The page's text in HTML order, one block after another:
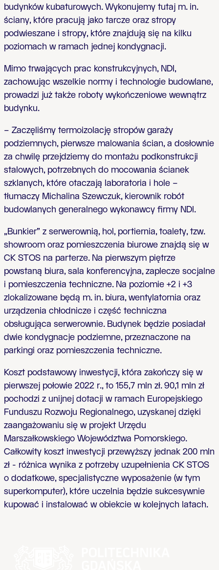
budynków kubaturowych. Wykonujemy tutaj m. in.
ściany, które pracują jako tarcze oraz stropy
podwieszane i stropy, które znajdują się na kilku
poziomach w ramach jednej kondygnacji.
Mimo trwających prac konstrukcyjnych, NDI,
zachowując wszelkie normy i technologie budowlane,
prowadzi już także roboty wykończeniowe wewnątrz
budynku.
– Zaczęliśmy termoizolację stropów garaży
podziemnych, pierwsze malowania ścian, a dosłownie
za chwilę przejdziemy do montażu podkonstrukcji
stalowych, potrzebnych do mocowania ścianek
szklanych, które otaczają laboratoria i hole –
tłumaczy Michalina Szewczuk, kierownik robót
budowlanych generalnego wykonawcy firmy NDI.
„Bunkier” z serwerownią, hol, portiernia, toalety, tzw.
showroom oraz pomieszczenia biurowe znajdą się w
CK STOS na parterze. Na pierwszym piętrze
powstaną biura, sala konferencyjna, zaplecze socjalne
i pomieszczenia techniczne. Na poziomie +2 i +3
zlokalizowane będą m. in. biura, wentylatornia oraz
urządzenia chłodnicze i część techniczna
obsługująca serwerownie. Budynek będzie posiadał
dwie kondygnacje podziemne, przeznaczone na
parkingi oraz pomieszczenia techniczne.
Koszt podstawowy inwestycji, która zakończy się w
pierwszej połowie 2022 r., to 155,7 mln zł. 90,1 mln zł
pochodzi z unijnej dotacji w ramach Europejskiego
Funduszu Rozwoju Regionalnego, uzyskanej dzięki
zaangażowaniu się w projekt Urzędu
Marszałkowskiego Województwa Pomorskiego.
Całkowity koszt inwestycji przewyższy jednak 200 mln
zł - różnica wynika z potrzeby uzupełnienia CK STOS
o dodatkowe, specjalistyczne wyposażenie (w tym
superkomputer), które uczelnia będzie sukcesywnie
kupować i instalować w obiekcie w kolejnych latach.